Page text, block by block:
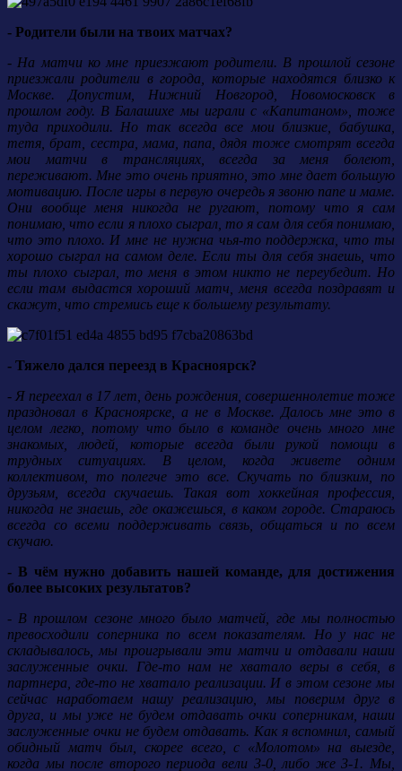
- Родители были на твоих матчах?
- На матчи ко мне приезжают родители. В прошлой сезоне
приезжали родители в города, которые находятся близко к
Москве. Допустим, Нижний Новгород, Новомосковск в
прошлом году. В Балашихе мы играли с «Капитаном», тоже
туда приходили. Но так всегда все мои близкие, бабушка,
тетя, брат, сестра, мама, папа, дядя тоже смотрят всегда
мои матчи в трансляциях, всегда за меня болеют,
переживают. Мне это очень приятно, это мне дает большую
мотивацию. После игры в первую очередь я звоню папе и маме.
Они вообще меня никогда не ругают, потому что я сам
понимаю, что если я плохо сыграл, то я сам для себя понимаю,
что это плохо. И мне не нужна чья-то поддержка, что ты
хорошо сыграл на самом деле. Если ты для себя знаешь, что
ты плохо сыграл, то меня в этом никто не переубедит. Но
если там выдастся хороший матч, меня всегда поздравят и
скажут, что стремись еще к большему результату.
- Тяжело дался переезд в Красноярск?
- Я переехал в 17 лет, день рождения, совершеннолетие тоже
праздновал в Красноярске, а не в Москве. Далось мне это в
целом легко, потому что было в команде очень много мне
знакомых, людей, которые всегда были рукой помощи в
трудных ситуациях. В целом, когда живете одним
коллективом, то полегче это все. Скучать по близким, по
друзьям, всегда скучаешь. Такая вот хоккейная профессия,
никогда не знаешь, где окажешься, в каком городе. Стараюсь
всегда со всеми поддерживать связь, общаться и по всем
скучаю.
- В чём нужно добавить нашей команде, для достижения
более высоких результатов?
- В прошлом сезоне много было матчей, где мы полностью
превосходили соперника по всем показателям. Но у нас не
складывалось, мы проигрывали эти матчи и отдавали наши
заслуженные очки. Где-то нам не хватало веры в себя, в
партнера, где-то не хватало реализации. И в этом сезоне мы
сейчас наработаем нашу реализацию, мы поверим друг в
друга, и мы уже не будем отдавать очки соперникам, наши
заслуженные очки не будем отдавать. Как я вспомнил, самый
обидный матч был, скорее всего, с «Молотом» на выезде,
когда мы после второго периода вели 3-0, либо же 3-1. Мы,